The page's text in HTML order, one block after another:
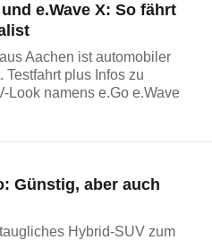
e.Wave X: So fährt
Aachen ist automobiler
Testfahrt plus Infos zu
Look namens e.Go e.Wave
Günstig, aber auch
Hybrid-SUV zum